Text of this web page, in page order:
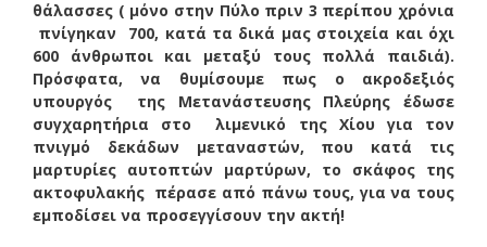
θάλασσες ( μόνο στην Πύλο πριν 3 περίπου χρόνια
πνίγηκαν 700, κατά τα δικά μας στοιχεία και όχι
600 άνθρωποι και μεταξύ τους πολλά παιδιά).
Πρόσφατα, να θυμίσουμε πως ο ακροδεξιός
υπουργός της Μετανάστευσης Πλεύρης έδωσε
συγχαρητήρια στο λιμενικό της Χίου για τον
πνιγμό δεκάδων μεταναστών, που κατά τις
μαρτυρίες αυτοπτών μαρτύρων, το σκάφος της
ακτοφυλακής πέρασε από πάνω τους, για να τους
εμποδίσει να προσεγγίσουν την ακτή!